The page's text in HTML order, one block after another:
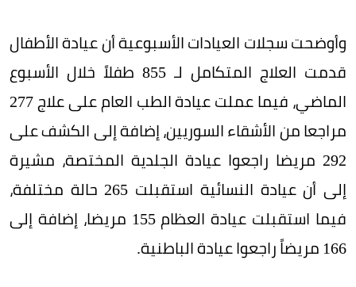
وأوضحت سجلات العيادات الأسبوعية أن عيادة الأطفال
قدمت العلاج المتكامل لـ 855 طفلاً خلال الأسبوع
الماضي، فيما عملت عيادة الطب العام على علاج 277
مراجعا من الأشقاء السوريين، إضافة إلى الكشف على
292 مريضا راجعوا عيادة الجلدية المختصة، مشيرة
إلى أن عيادة النسائية استقبلت 265 حالة مختلفة،
فيما استقبلت عيادة العظام 155 مريضا، إضافة إلى
166 مريضاً راجعوا عيادة الباطنية.